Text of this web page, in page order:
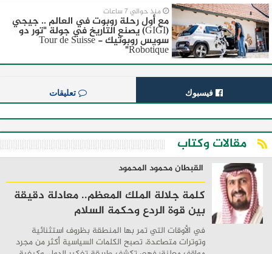
منذ حوالي 7 ساعات
مع أول رحلة روبوت في العالم .. جيجي
(GIGI) يصنع التاريخ في جولة "تور دو
سويس روبوتيك - Tour de Suisse
Robotique"
فيسبوك تعليقات
مقالات وكتاب
القبطان محمود المحمود
كلمة جلالة الملك المعظم.. معادلة دقيقة
بين قوة الردع وحكمة السلام
في الأوقات التي تمر بها المنطقة بظروف استثنائية
وتوترات متصاعدة، تصبح الكلمات السياسية أكثر من مجرد